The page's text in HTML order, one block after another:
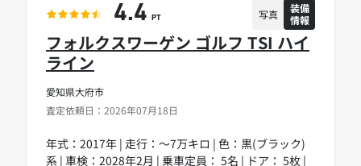
愛知県大府市
査定依頼日：2026年07月18日
フォルクスワーゲン ゴルフ TSI ハイ
ライン
年式：2017年 | 走行：～7万キロ | 色：黒(ブラック)
系 | 車検：2028年2月 | 乗車定員： 5名 | ドア： 5枚 |
4.4 PT 写真
装備
情報